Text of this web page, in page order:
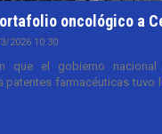
oncológico a
2026 10:30
que el gobierno
patentes farmacéuticas tuvo